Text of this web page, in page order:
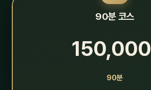
90분 코스
150,000
90분